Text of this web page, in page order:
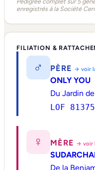
enregistrés à la Société
FILIATION &
♂ PÈRE → voir
ONLY YOU
Du Jardin
LOF 81375
♀ MÈRE → voir
De la